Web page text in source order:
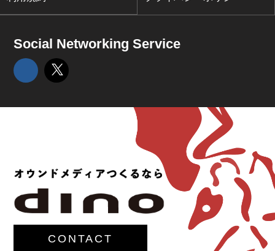
Social Networking Service
CONTACT